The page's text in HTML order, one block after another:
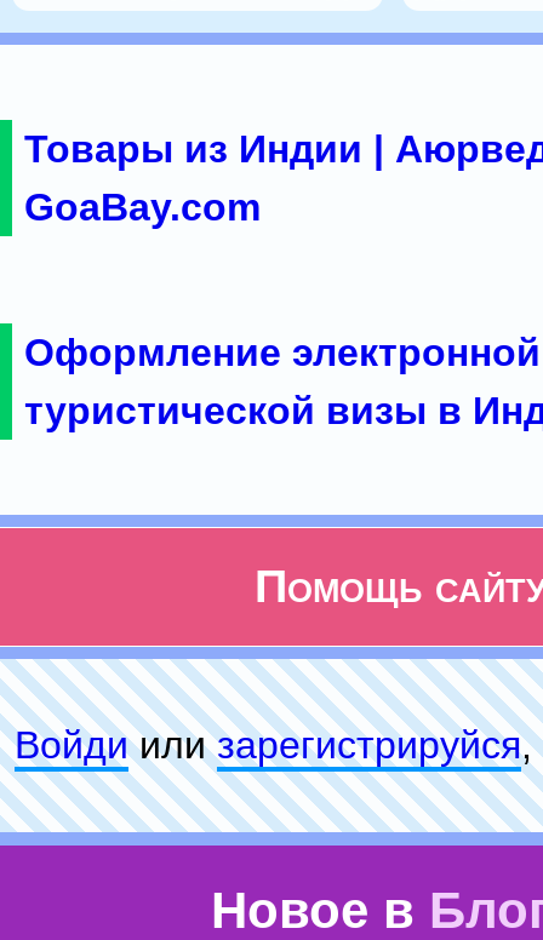
Товары из Индии |
GoaBay.com
Оформление электронной
туристической визы в
Помощь
Войдиилизарeгиcтpируйся,
Новое в